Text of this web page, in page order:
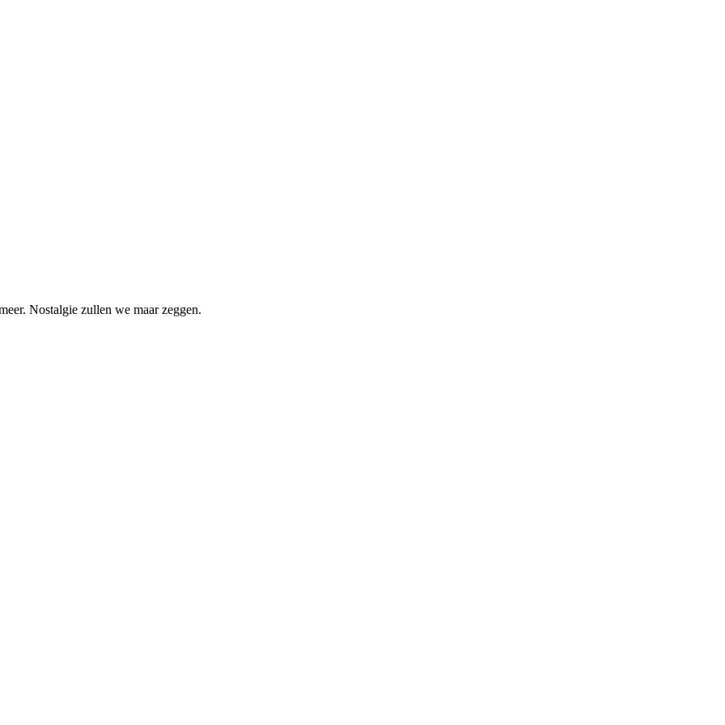
Nostalgie zullen we maar zeggen.